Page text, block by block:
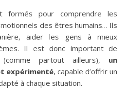
formés pour comprendre les
des êtres humains… Ils
aider les gens à mieux
Il est donc important de
partout ailleurs), un
expérimenté, capable d’offrir un
à chaque situation.